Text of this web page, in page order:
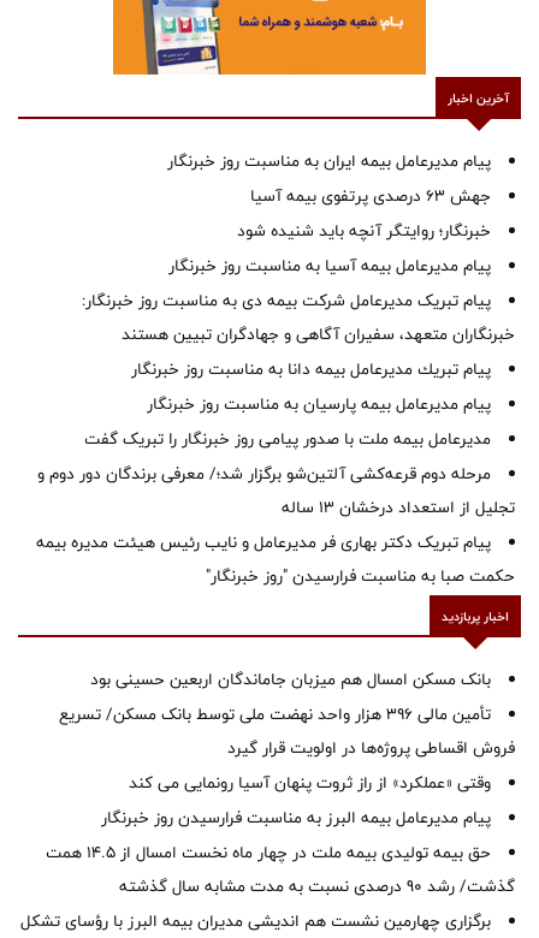
آخرین اخبار
پیام مدیرعامل بیمه ایران به مناسبت روز خبرنگار
جهش ۶۳ درصدی پرتفوی بیمه آسیا
خبرنگار؛ روایتگر آنچه باید شنیده شود
پیام مدیرعامل بیمه آسیا به مناسبت روز خبرنگار
پیام تبریک مدیرعامل شرکت بیمه دی به مناسبت روز خبرنگار:
خبرنگاران متعهد، سفیران آگاهی و جهادگران تبیین هستند
پیام ‌تبریك‌ مدیرعامل بیمه دانا به مناسبت روز خبرنگار
پیام مدیرعامل بیمه پارسیان به مناسبت روز خبرنگار
مدیرعامل بیمه ملت با صدور پیامی روز خبرنگار را تبریک گفت
مرحله دوم قرعه‌کشی آلتین‌شو برگزار شد؛/ معرفی برندگان دور دوم و
تجلیل از استعداد درخشان ۱۳ ساله
پیام تبریک دکتر بهاری فر مدیرعامل و نایب رئیس هیئت مدیره بیمه
حکمت صبا به مناسبت فرارسیدن "روز خبرنگار"
اخبار پربازدید
بانک مسکن امسال هم میزبان جاماندگان اربعین حسینی بود
تأمین مالی ۳۹۶ هزار واحد نهضت ملی توسط بانک مسکن/ تسریع
فروش اقساطی پروژه‌ها در اولویت قرار گیرد
وقتی «عملکرد» از راز ثروت پنهان آسیا رونمایی می کند
پیام مدیرعامل بیمه البرز به مناسبت فرارسیدن روز خبرنگار
حق بیمه تولیدی بیمه ملت در چهار ماه نخست امسال از 14.5 همت
گذشت/ رشد 90 درصدی نسبت به مدت مشابه سال گذشته
برگزاری چهارمین نشست هم اندیشی مدیران بیمه البرز با رؤسای تشکل